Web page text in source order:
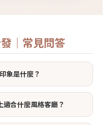
｜常見問答
象是什麼？
合什麼風格客廳？